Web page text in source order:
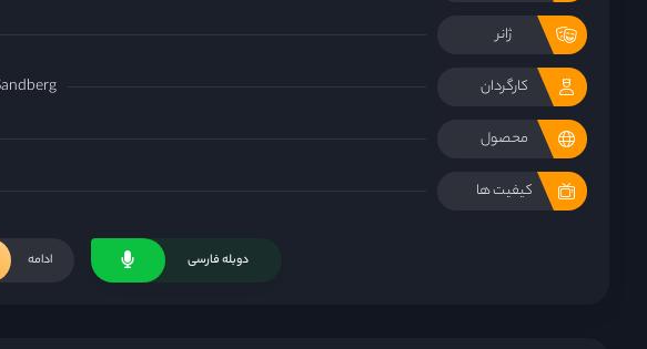
ژانر
کارگردان
محصول
کیفیت ها
ادامه دوبله فارسی